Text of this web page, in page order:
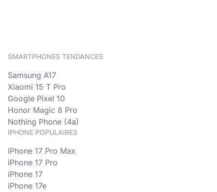
SMARTPHONES TENDANCES
Samsung A17
Xiaomi 15 T Pro
Google Pixel 10
Honor Magic 8 Pro
Nothing Phone (4a)
IPHONE POPULAIRES
iPhone 17 Pro Max
iPhone 17 Pro
iPhone 17
iPhone 17e